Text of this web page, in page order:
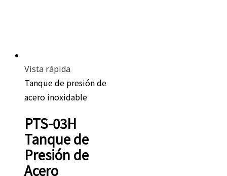
Vista rápida
Tanque de presión de
acero inoxidable
PTS-03H
Tanque de
Presión de
Acero